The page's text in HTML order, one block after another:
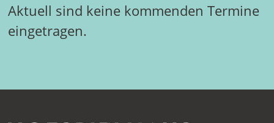
Aktuell sind keine kommenden Termine
eingetragen.